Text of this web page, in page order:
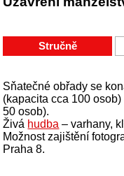
Stručně
Sňatečné obřady se
(kapacita cca 100
50 osob).
Živá hudba – varhany,
Možnost zajištění
Praha 8.